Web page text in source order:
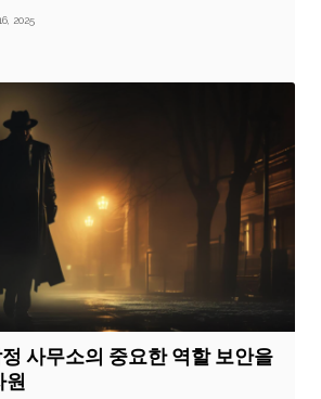
2025
사무소의 중요한 역할 보안을
원